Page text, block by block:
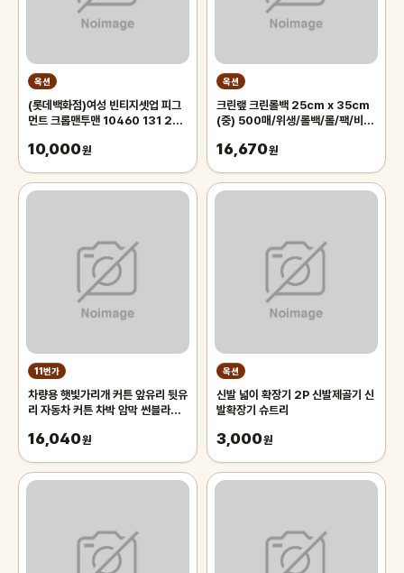
옥션
(롯데백화점)여성 빈티지셋업 피그
먼트 크롭맨투맨 10460 131 256
10,000원
옥션
크린랲 크린롤백 25cm x 35cm
(중) 500매/위생/롤백/롤/팩/비
봉지
16,670원
11번가
차량용 햇빛가리개 커튼 앞유리 뒷유
리 자동차 커튼 차박 암막 썬블라인
리햇
16,040원
옥션
신발 넓이 확장기 2P 신발제골기 신
발확장기 슈트리
3,000원